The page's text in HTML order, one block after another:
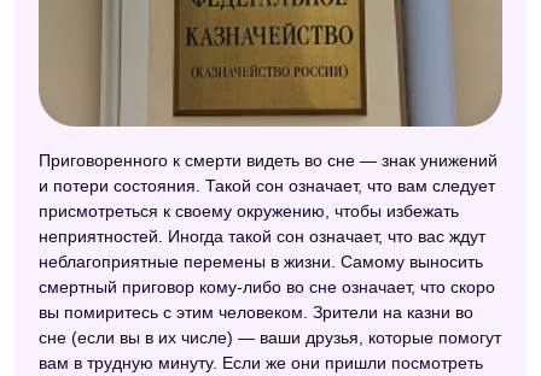
Приговоренного к смерти видеть во сне — знак унижений
и потери состояния. Такой сон означает, что вам следует
присмотреться к своему окружению, чтобы избежать
неприятностей. Иногда такой сон означает, что вас ждут
неблагоприятные перемены в жизни. Самому выносить
смертный приговор кому-либо во сне означает, что скоро
вы помиритесь с этим человеком. Зрители на казни во
сне (если вы в их числе) — ваши друзья, которые помогут
вам в трудную минуту. Если же они пришли посмотреть